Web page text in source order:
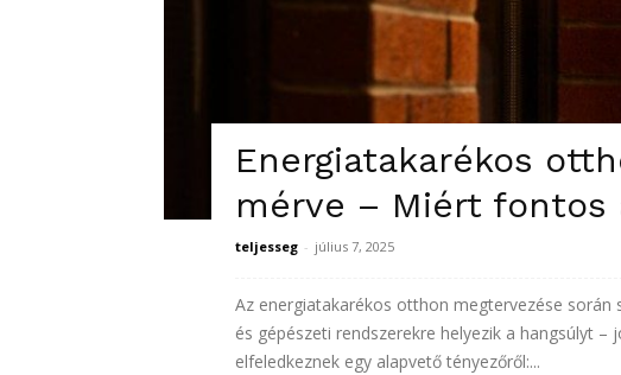
Energiatakarékos
mérve – Miért fontos
teljesseg - július 7, 2025
Az energiatakarékos otthon megtervezése során
és gépészeti rendszerekre helyezik a hangsúlyt –
elfeledkeznek egy alapvető tényezőről:...